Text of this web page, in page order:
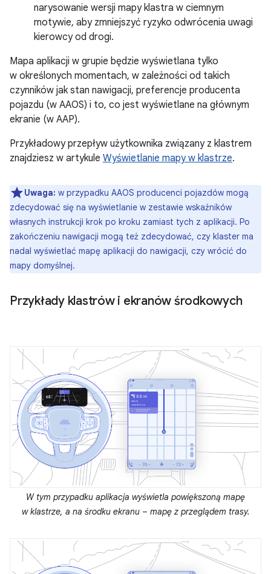
narysowanie wersji mapy klastra w ciemnym
motywie, aby zmniejszyć ryzyko odwrócenia uwagi
kierowcy od drogi.
Mapa aplikacji w grupie będzie wyświetlana tylko
w określonych momentach, w zależności od takich
czynników jak stan nawigacji, preferencje producenta
pojazdu (w AAOS) i to, co jest wyświetlane na głównym
ekranie (w AAP).
Przykładowy przepływ użytkownika związany z klastrem
znajdziesz w artykule Wyświetlanie mapy w klastrze.
Uwaga: w przypadku AAOS producenci pojazdów mogą
zdecydować się na wyświetlanie w zestawie wskaźników
własnych instrukcji krok po kroku zamiast tych z aplikacji. Po
zakończeniu nawigacji mogą też zdecydować, czy klaster ma
nadal wyświetlać mapę aplikacji do nawigacji, czy wrócić do
mapy domyślnej.
Przykłady klastrów i ekranów środkowych
W tym przypadku aplikacja wyświetla powiększoną mapę
w klastrze, a na środku ekranu – mapę z przeglądem trasy.